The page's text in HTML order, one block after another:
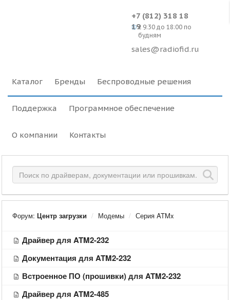
+7 (812) 318 18
19c 9:30 до 18:00 по
будням
sales@radiofid.ru
Каталог Бренды Беспроводные решения
Поддержка Программное обеспечение
О компании Контакты
Форум: Центр загрузки Модемы Серия ATMx
Драйвер для ATM2-232
Документация для ATM2-232
Встроенное ПО (прошивки) для ATM2-232
Драйвер для ATM2-485